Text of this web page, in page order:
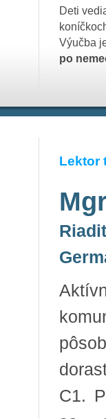
Deti
Výučba
po
Lektor
C1.